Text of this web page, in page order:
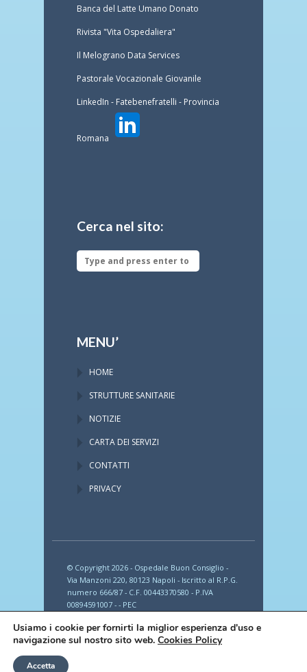
Banca del Latte Umano Donato
Rivista "Vita Ospedaliera"
Il Melograno Data Services
Pastorale Vocazionale Giovanile
LinkedIn - Fatebenefratelli - Provincia
Romana
Cerca nel sito:
MENU’
HOME
STRUTTURE SANITARIE
NOTIZIE
CARTA DEI SERVIZI
CONTATTI
PRIVACY
© Copyright 2026 - Ospedale Buon Consiglio -
Via Manzoni 220, 80123 Napoli - Iscritto al R.P.G.
numero 666/87 - C.F. 00443370580 - P.IVA
00894591007 - - PEC
Usiamo i cookie per fornirti la miglior esperienza d'uso e
navigazione sul nostro sito web. Cookies Policy
Accetta